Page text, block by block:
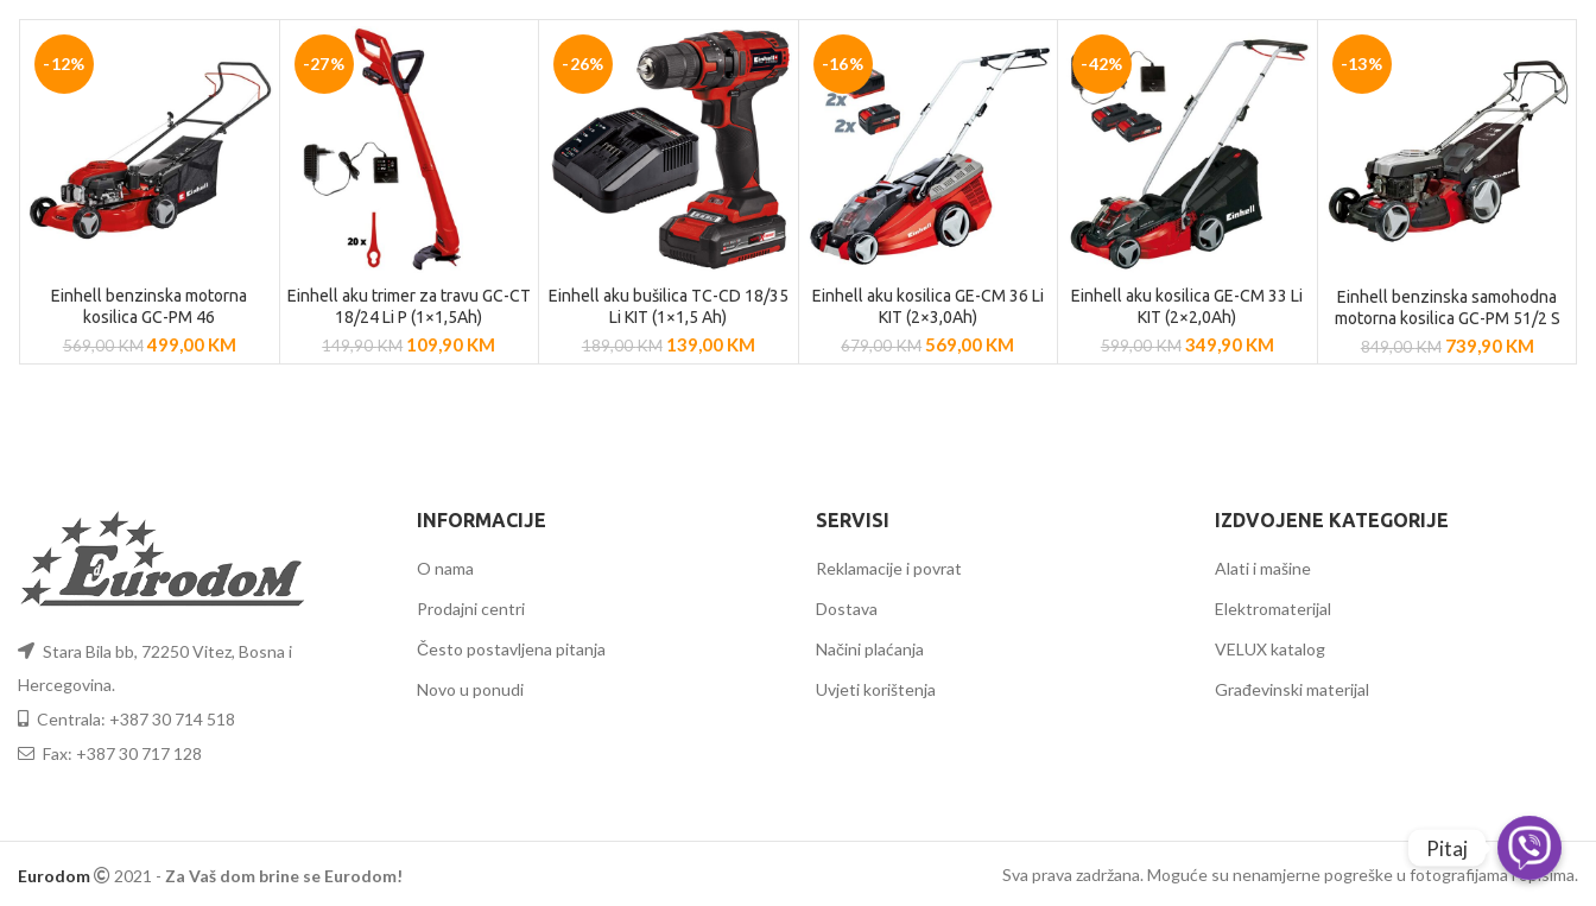
-12%
DODAJ U
KOŠARICU
Einhell benzinska motorna
kosilica GC-PM 46
569,00KM499,00 KM
-27%
DODAJ U
KOŠARICU
Einhell aku trimer za travu GC-CT
18/24 Li P (1×1,5Ah)
149,90KM 109,90 KM
-26%
DODAJ U
KOŠARICU
Einhell aku bušilica TC-CD 18/35
Li KIT (1×1,5 Ah)
189,00KM 139,00 KM
-16%
DODAJ U
KOŠARICU
Einhell aku kosilica GE-CM 36 Li
KIT (2×3,0Ah)
679,00KM 569,00 KM
-42%
DODAJ U
KOŠARICU
Einhell aku kosilica GE-CM 33 Li
KIT (2×2,0Ah)
599,00KM 349,90 KM
-13%
DODAJ U
KOŠARICU
Einhell benzinska samohodna
motorna kosilica GC-PM 51/2 S
HW
849,00KM 739,90 KM
Stara Bila bb, 72250 Vitez, Bosna i
Hercegovina.
Centrala: +387 30 714 518
Fax: +387 30 717 128
INFORMACIJE
O nama
Prodajni centri
Često postavljena pitanja
Novo u ponudi
SERVISI
Reklamacije i povrat
Dostava
Načini plaćanja
Uvjeti korištenja
IZDVOJENE KATEGORIJE
Alati i mašine
Elektromaterijal
VELUX katalog
Građevinski materijal
Eurodom 2021 - Za Vaš dom brine se Eurodom! Sva prava zadržana. Moguće su nenamjerne pogreške u fotografijama i opisima.
Pitaj